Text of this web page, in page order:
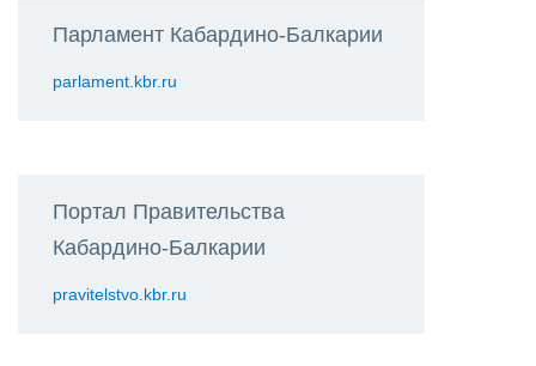
Парламент Кабардино-Балкарии
parlament.kbr.ru
Портал Правительства
Кабардино-Балкарии
pravitelstvo.kbr.ru